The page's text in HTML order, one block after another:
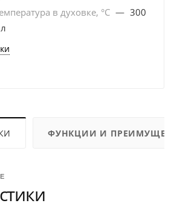
в духовке, °C — 300
ФУНКЦИИ И